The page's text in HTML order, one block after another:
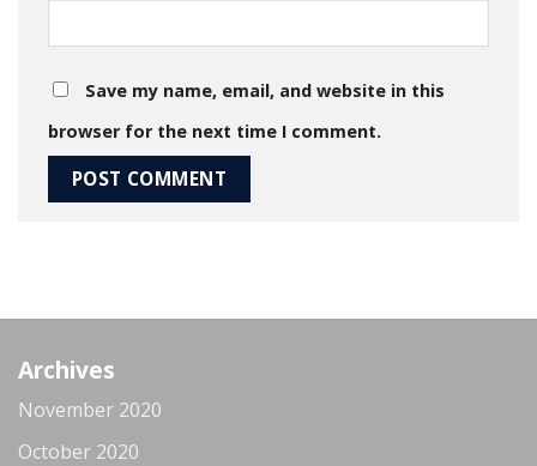
Save my name, email, and website in this
browser for the next time I comment.
Archives
November 2020
October 2020